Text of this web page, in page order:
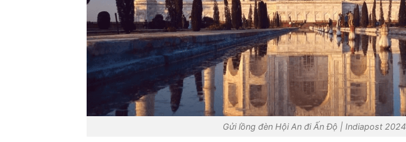
Gửi lồng đèn Hội An đi Ấn Độ | Indiapost 2024